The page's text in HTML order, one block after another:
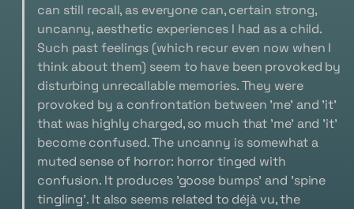
can still recall, as everyone can, certain strong,
uncanny, aesthetic experiences I had as a child.
Such past feelings (which recur even now when I
think about them) seem to have been provoked by
disturbing unrecallable memories. They were
provoked by a confrontation between 'me' and 'it'
that was highly charged, so much that 'me' and 'it'
become confused. The uncanny is somewhat a
muted sense of horror: horror tinged with
confusion. It produces 'goose bumps' and 'spine
tingling'. It also seems related to déjà vu, the